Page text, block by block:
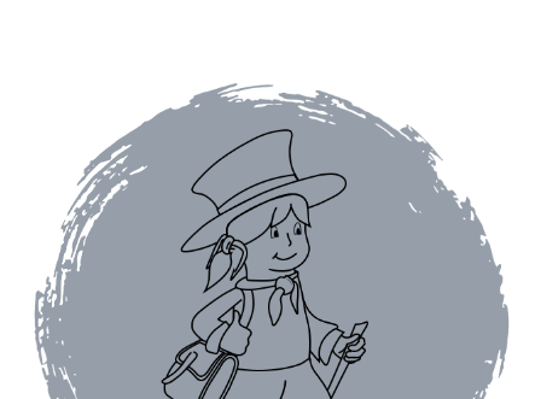
Vinaigres
Épices
Conditionnements épices
Boîtes à épices